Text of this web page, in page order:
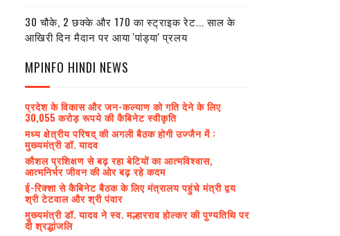
30 चौके, 2 छक्के और 170 का स्ट्राइक रेट... साल के
आखिरी दिन मैदान पर आया 'पांड्या' प्रलय
MPINFO HINDI NEWS
प्रदेश के विकास और जन-कल्याण को गति देने के लिए
30,055 करोड़ रूपये की कैबिनेट स्वीकृति
मध्य क्षेत्रीय परिषद् की अगली बैठक होगी उज्जैन में :
मुख्यमंत्री डॉ. यादव
कौशल प्रशिक्षण से बढ़ रहा बेटियों का आत्मविश्वास,
आत्मनिर्भर जीवन की ओर बढ़ रहे कदम
ई-रिक्शा से कैबिनेट बैठक के लिए मंत्रालय पहुंचे मंत्री द्वय
श्री टेटवाल और श्री पंवार
मुख्यमंत्री डॉ. यादव ने स्व. मल्हारराव होल्कर की पुण्यतिथि पर
दी श्रद्धांजलि